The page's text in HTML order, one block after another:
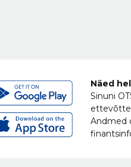
Näed
Sinuni
ettevõtte
Andmed